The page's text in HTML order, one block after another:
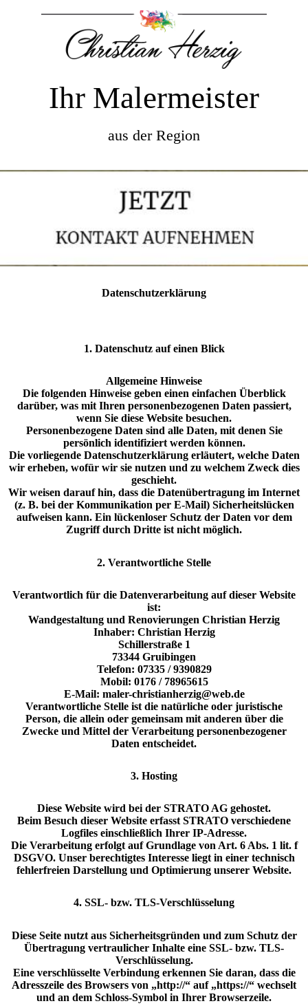
Ihr Malermeister
aus der Region
Datenschutzerklärung
1. Datenschutz auf einen Blick
Allgemeine Hinweise
Die folgenden Hinweise geben einen einfachen Überblick
darüber, was mit Ihren personenbezogenen Daten passiert,
wenn Sie diese Website besuchen.
Personenbezogene Daten sind alle Daten, mit denen Sie
persönlich identifiziert werden können.
Die vorliegende Datenschutzerklärung erläutert, welche Daten
wir erheben, wofür wir sie nutzen und zu welchem Zweck dies
geschieht.
Wir weisen darauf hin, dass die Datenübertragung im Internet
(z. B. bei der Kommunikation per E-Mail) Sicherheitslücken
aufweisen kann. Ein lückenloser Schutz der Daten vor dem
Zugriff durch Dritte ist nicht möglich.
2. Verantwortliche Stelle
Verantwortlich für die Datenverarbeitung auf dieser Website
ist:
Wandgestaltung und Renovierungen Christian Herzig
Inhaber: Christian Herzig
Schillerstraße 1
73344 Gruibingen
Telefon: 07335 / 9390829
Mobil: 0176 / 78965615
E-Mail: maler-christianherzig@web.de
Verantwortliche Stelle ist die natürliche oder juristische
Person, die allein oder gemeinsam mit anderen über die
Zwecke und Mittel der Verarbeitung personenbezogener
Daten entscheidet.
3. Hosting
Diese Website wird bei der STRATO AG gehostet.
Beim Besuch dieser Website erfasst STRATO verschiedene
Logfiles einschließlich Ihrer IP-Adresse.
Die Verarbeitung erfolgt auf Grundlage von Art. 6 Abs. 1 lit. f
DSGVO. Unser berechtigtes Interesse liegt in einer technisch
fehlerfreien Darstellung und Optimierung unserer Website.
4. SSL- bzw. TLS-Verschlüsselung
Diese Seite nutzt aus Sicherheitsgründen und zum Schutz der
Übertragung vertraulicher Inhalte eine SSL- bzw. TLS-
Verschlüsselung.
Eine verschlüsselte Verbindung erkennen Sie daran, dass die
Adresszeile des Browsers von „http://“ auf „https://“ wechselt
und an dem Schloss-Symbol in Ihrer Browserzeile.